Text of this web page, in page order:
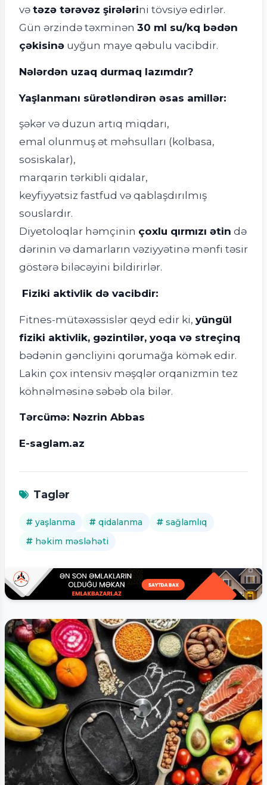
vətəzə tərəvəz şirələrini tövsiyə edirlər.
Gün ərzində təxminən 30 ml su/kq bədən
çəkisinə uyğun maye qəbulu vacibdir.
Nələrdən uzaq durmaq lazımdır?
Yaşlanmanı sürətləndirən əsas amillər:
şəkər və duzun artıq miqdarı,
emal olunmuş ət məhsulları (kolbasa,
sosiskalar),
marqarin tərkibli qidalar,
keyfiyyətsiz fastfud və qablaşdırılmış
souslardır.
Diyetoloqlar həmçinin çoxlu qırmızı ətin də
dərinin və damarların vəziyyətinə mənfi təsir
göstərə biləcəyini bildirirlər.
Fiziki aktivlik də vacibdir:
Fitnes-mütəxəssislər qeyd edir ki, yüngül
fiziki aktivlik, gəzintilər, yoqa və streçinq
bədənin gəncliyini qorumağa kömək edir.
Lakin çox intensiv məşqlər orqanizmin tez
köhnəlməsinə səbəb ola bilər.
Tərcümə: Nəzrin Abbas
E-saglam.az
Taglər
yaşlanma qidalanma
sağlamlıq
həkim məsləhəti